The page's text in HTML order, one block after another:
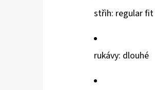
střih: regular fit
rukávy: dlouhé